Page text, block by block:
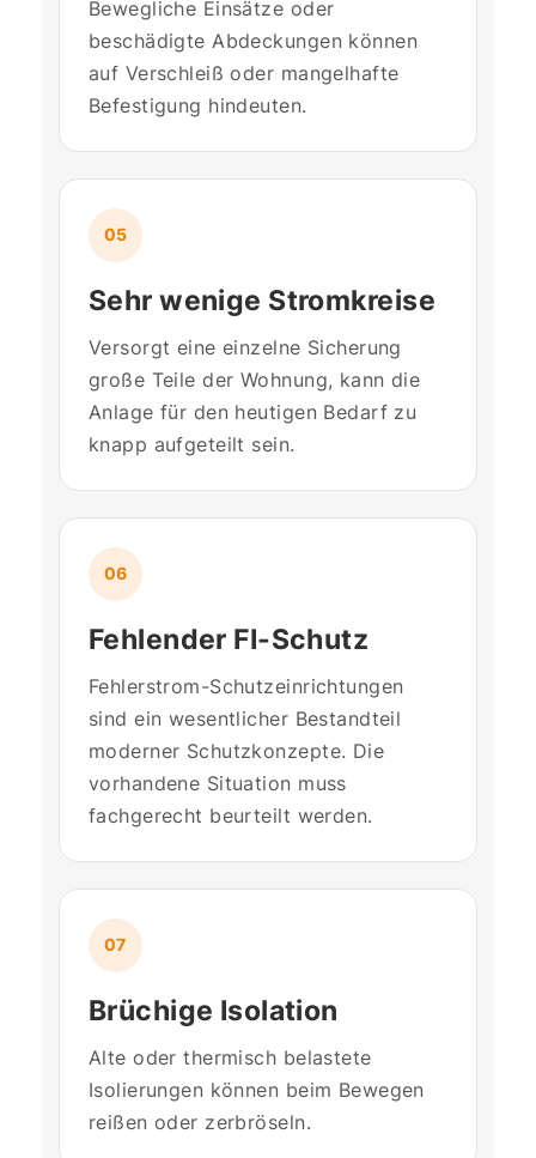
Bewegliche Einsätze oder
beschädigte Abdeckungen können
auf Verschleiß oder mangelhafte
Befestigung hindeuten.
05
Sehr wenige Stromkreise
Versorgt eine einzelne Sicherung
große Teile der Wohnung, kann die
Anlage für den heutigen Bedarf zu
knapp aufgeteilt sein.
06
Fehlender FI-Schutz
Fehlerstrom-Schutzeinrichtungen
sind ein wesentlicher Bestandteil
moderner Schutzkonzepte. Die
vorhandene Situation muss
fachgerecht beurteilt werden.
07
Brüchige Isolation
Alte oder thermisch belastete
Isolierungen können beim Bewegen
reißen oder zerbröseln.